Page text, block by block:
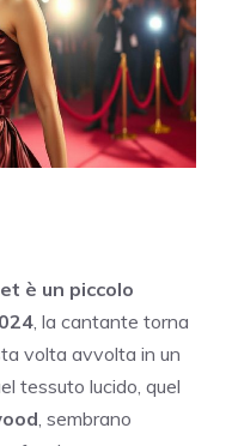
è un piccolo
, la cantante torna
volta avvolta in un
tessuto lucido, quel
, sembrano